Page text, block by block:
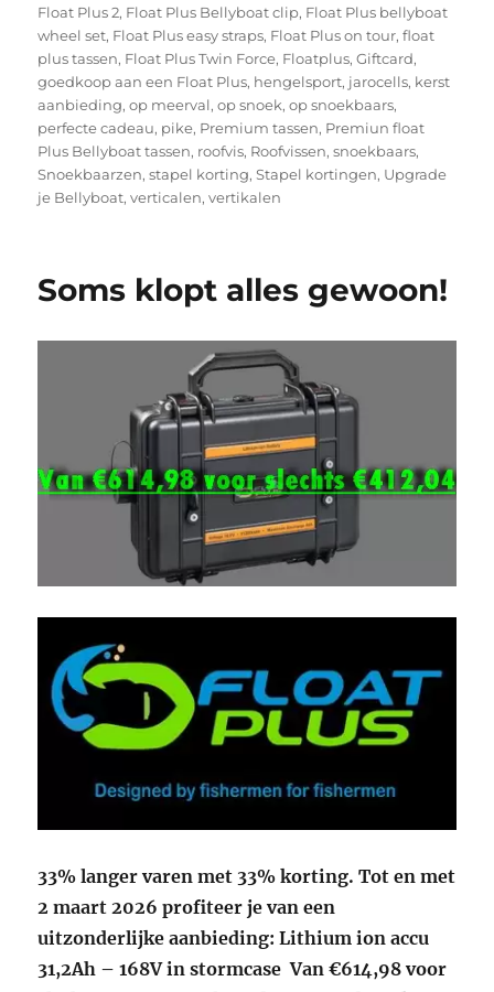
Float Plus 2, Float Plus Bellyboat clip, Float Plus bellyboat
wheel set, Float Plus easy straps, Float Plus on tour,float
plus tassen, Float Plus Twin Force, Floatplus,Giftcard,
goedkoop aan een Float Plus, hengelsport, jarocells, kerst
aanbieding,op meerval,op snoek,op snoekbaars,
perfecte cadeau, pike, Premium tassen, Premiun float
Plus Bellyboat tassen, roofvis, Roofvissen,snoekbaars,
Snoekbaarzen,stapel korting,Stapel kortingen, Upgrade
je Bellyboat,verticalen,vertikalen
Soms klopt alles gewoon!
33% langer varen met 33% korting. Tot en met
2 maart 2026 profiteer je van een
uitzonderlijke aanbieding: Lithium ion accu
31,2Ah – 168V in stormcase Van €614,98 voor